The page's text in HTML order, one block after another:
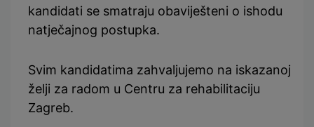
kandidati se smatraju obaviješteni o ishodu
natječajnog postupka.
Svim kandidatima zahvaljujemo na iskazanoj
želji za radom u Centru za rehabilitaciju
Zagreb.